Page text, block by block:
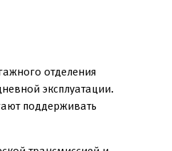
отделения
эксплуатации.
поддерживать